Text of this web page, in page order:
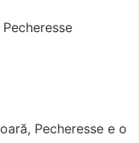
Pecheresse e o